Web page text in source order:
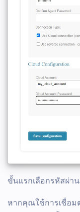
ขั้นแรกเลือกรหัสผ่า
หากคุณใช้การเชื่อ